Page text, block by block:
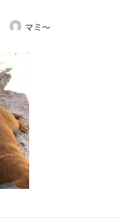
マミ〜